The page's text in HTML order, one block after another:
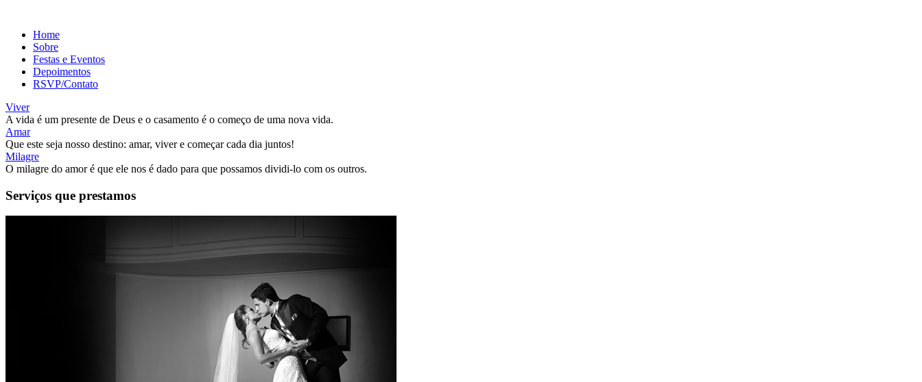
Home
Sobre
Festas e Eventos
Depoimentos
RSVP/Contato
Viver
A vida é um presente de Deus e o casamento é o começo de uma nova vida.
Amar
Que este seja nosso destino: amar, viver e começar cada dia juntos!
Milagre
O milagre do amor é que ele nos é dado para que possamos dividi-lo com os outros.
Serviços que prestamos